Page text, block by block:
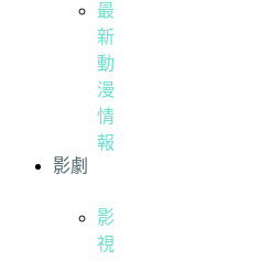
最
新
動
漫
情
報
影劇
影
視